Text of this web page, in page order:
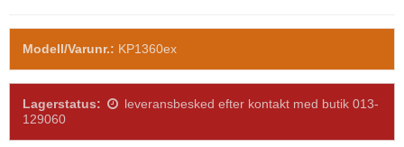
Modell/Varunr.: KP1360ex
Lagerstatus:
leveransbesked efter kontakt med butik 013-
129060